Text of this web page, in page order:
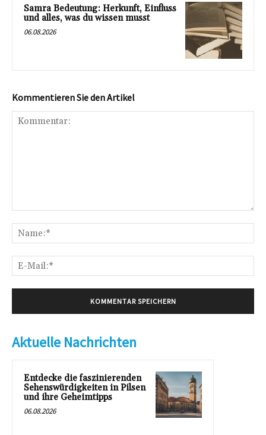
Samra Bedeutung: Herkunft, Einfluss
und alles, was du wissen musst
06.08.2026
Kommentieren Sie den Artikel
Aktuelle Nachrichten
Entdecke die faszinierenden
Sehenswürdigkeiten in Pilsen
und ihre Geheimtipps
06.08.2026